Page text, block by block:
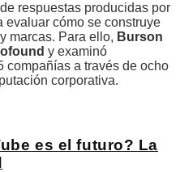
respuestas producidas por
evaluar cómo se construye
marcas. Para ello, Burson
y examinó
compañías a través de ocho
corporativa.
es el futuro? La